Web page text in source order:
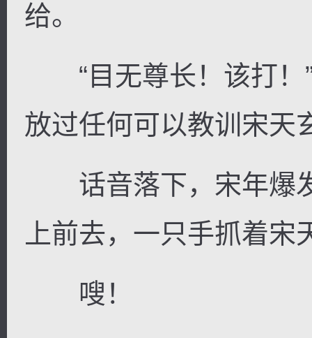
给。
“目无尊长！该打！”
放过任何可以教训宋天
话音落下，宋年爆
上前去，一只手抓着
嗖！